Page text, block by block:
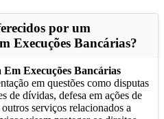
por um
Execuções Bancárias?
Execuções Bancárias
em questões como disputas
de dívidas, defesa em ações de
serviços relacionados a